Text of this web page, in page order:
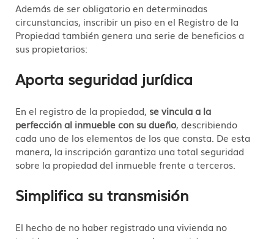
Además de ser obligatorio en determinadas
circunstancias, inscribir un piso en el Registro de la
Propiedad también genera una serie de beneficios a
sus propietarios:
Aporta seguridad jurídica
En el registro de la propiedad, se vincula a la
perfección al inmueble con su dueño, describiendo
cada uno de los elementos de los que consta. De esta
manera, la inscripción garantiza una total seguridad
sobre la propiedad del inmueble frente a terceros.
Simplifica su transmisión
El hecho de no haber registrado una vivienda no